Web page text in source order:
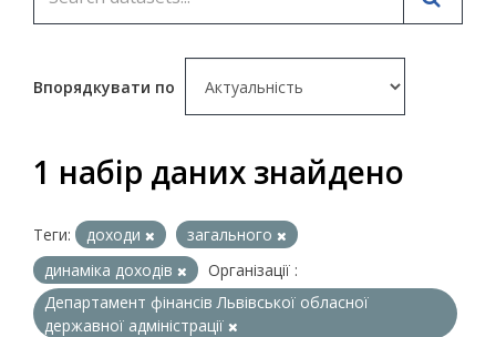
Впорядкувати по
1 набір даних знайдено
Теги: доходи
загального
динаміка доходів
Організації :
Департамент фінансів Львівської обласної
державної адміністрації